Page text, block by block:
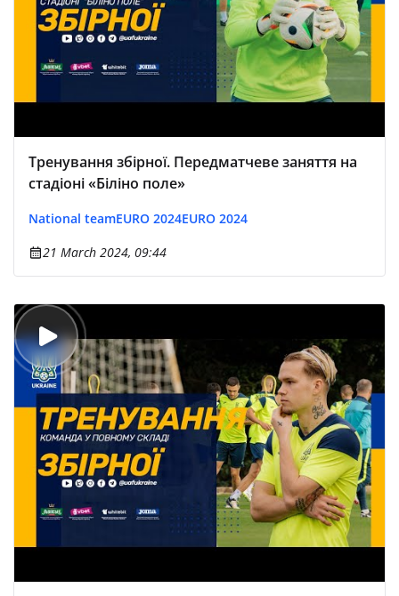
Тренування збірної. Передматчеве заняття на
стадіоні «Біліно поле»
National teamEURO 2024EURO 2024
21 March 2024, 09:44